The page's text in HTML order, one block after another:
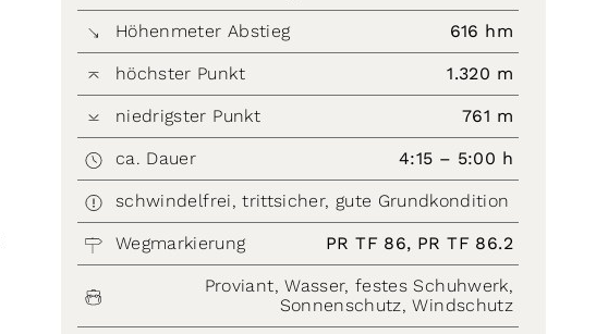
Höhenmeter Abstieg 616 hm
höchster Punkt 1.320 m
niedrigster Punkt 761 m
ca. Dauer 4:15 – 5:00 h
schwindelfrei, trittsicher, gute Grundkondition
Wegmarkierung PR TF 86, PR TF 86.2
Proviant, Wasser, festes Schuhwerk,
Sonnenschutz, Windschutz